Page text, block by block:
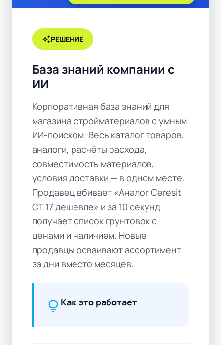
auto_awesomeРЕШЕНИЕ
База знаний компании с
ИИ
Корпоративная база знаний для
магазина стройматериалов с умным
ИИ-поиском. Весь каталог товаров,
аналоги, расчёты расхода,
совместимость материалов,
условия доставки — в одном месте.
Продавец вбивает «Аналог Ceresit
CT 17 дешевле» и за 10 секунд
получает список грунтовок с
ценами и наличием. Новые
продавцы осваивают ассортимент
за дни вместо месяцев.
lightbulb Как это работает